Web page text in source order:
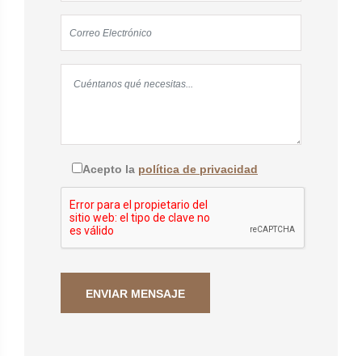
Acepto la política de privacidad